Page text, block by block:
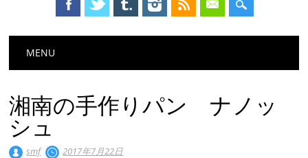
Main menu
MENU
湘南の手作りパン ナノッ
シュ
smf 2017年7月22日